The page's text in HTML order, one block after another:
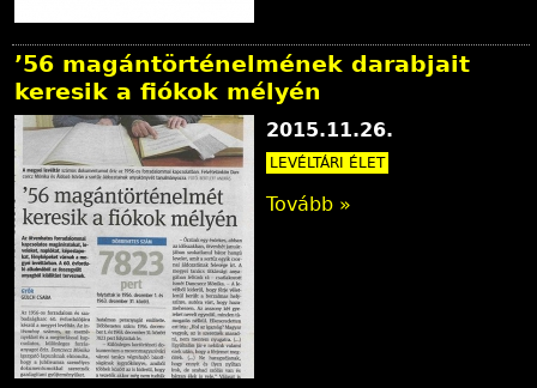
’56 magántörténelmének darabjait
keresik a fiókok mélyén
2015.11.26.
LEVÉLTÁRI ÉLET
Tovább »